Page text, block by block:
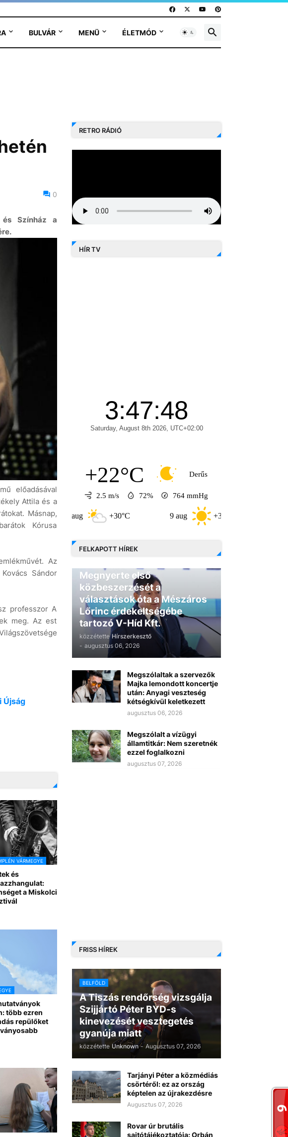
BULVÁR MENÜ ÉLETMÓD
0
és Színház a
előadásával
Attila és a
Másnap,
Kórusa
Az
Sándor
professzor A
meg. Az est
Újság
VÁRMEGYE
és
a Miskolci
több ezren
repülőket
RETRO RÁDIÓ
HÍR TV
+22°C Derűs
2.5 m/s 72% 764 mmHg
8 aug +30°C +30°C
FELKAPOTT HÍREK
Megnyerte első
közbeszerzését a
választások óta a Mészáros
Lőrinc érdekeltségébe
tartozó V-Híd Kft.
közzétette Hírszerkesztő
- augusztus 06, 2026
Megszólaltak a szervezők
Majka lemondott koncertje
után: Anyagi veszteség
kétségkívül keletkezett
augusztus 06, 2026
Megszólalt a vízügyi
államtitkár: Nem szeretnék
ezzel foglalkozni
augusztus 07, 2026
FRISS HÍREK
BELFÖLD
A Tiszás rendőrség vizsgálja
Szijjártó Péter BYD-s
kinevezését vesztegetés
gyanúja miatt
közzétette Unknown - Augusztus 07, 2026
Tarjányi Péter a közmédiás
csörtéről: ez az ország
képtelen az újrakezdésre
Augusztus 07, 2026
Rovar úr brutális
sajtótájékoztatója: Orbán